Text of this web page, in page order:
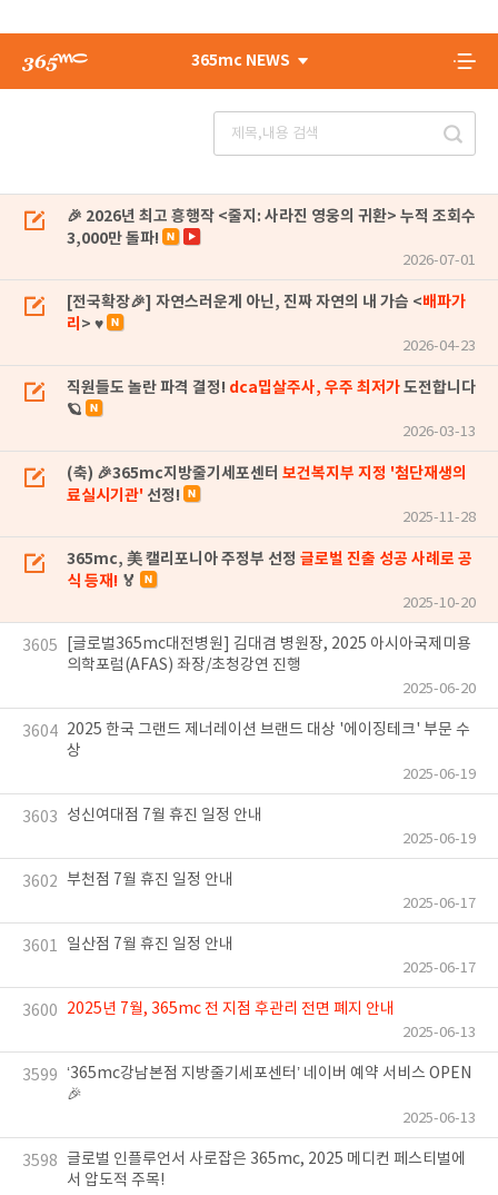
365mc NEWS
🎉 2026년 최고 흥행작 <줄지: 사라진 영웅의 귀환> 누적 조회수
3,000만 돌파!
2026-07-01
[전국확장🎉] 자연스러운게 아닌, 진짜 자연의 내 가슴 <배파가
리 > ♥
2026-04-23
직원들도 놀란 파격 결정! dca밉살주사, 우주 최저가도전합니다
🪐
2026-03-13
(축) 🎉365mc지방줄기세포센터 보건복지부 지정 '첨단재생의
료실시기관' 선정!
2025-11-28
365mc, 美 캘리포니아 주정부 선정 글로벌 진출 성공 사례로 공
식 등재! 🏅
2025-10-20
3605
[글로벌365mc대전병원] 김대겸 병원장, 2025 아시아국제미용
의학포럼(AFAS) 좌장/초청강연 진행
2025-06-20
3604 2025 한국 그랜드 제너레이션 브랜드 대상 '에이징테크' 부문 수
상
2025-06-19
3603 성신여대점 7월 휴진 일정 안내
2025-06-19
3602 부천점 7월 휴진 일정 안내
2025-06-17
3601 일산점 7월 휴진 일정 안내
2025-06-17
3600 2025년 7월, 365mc 전 지점 후관리 전면 폐지 안내
2025-06-13
3599
‘365mc강남본점 지방줄기세포센터’ 네이버 예약 서비스 OPEN
🎉
2025-06-13
3598 글로벌 인플루언서 사로잡은 365mc, 2025 메디컨 페스티벌에
서 압도적 주목!